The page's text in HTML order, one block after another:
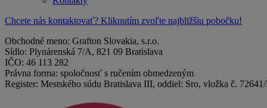
Chcete nás kontaktovať? Kliknutím zvoľte najbližšiu pobočku!
Obchodné meno: Grafton Slovakia, s.r.o.
Sídlo: Plynárenská 7/A, 821 09 Bratislava
IČO: 46 113 282
Právna forma: spoločnosť s ručením obmedzeným
Register: Mestského súdu Bratislava III, oddiel: Sro, vložka č.